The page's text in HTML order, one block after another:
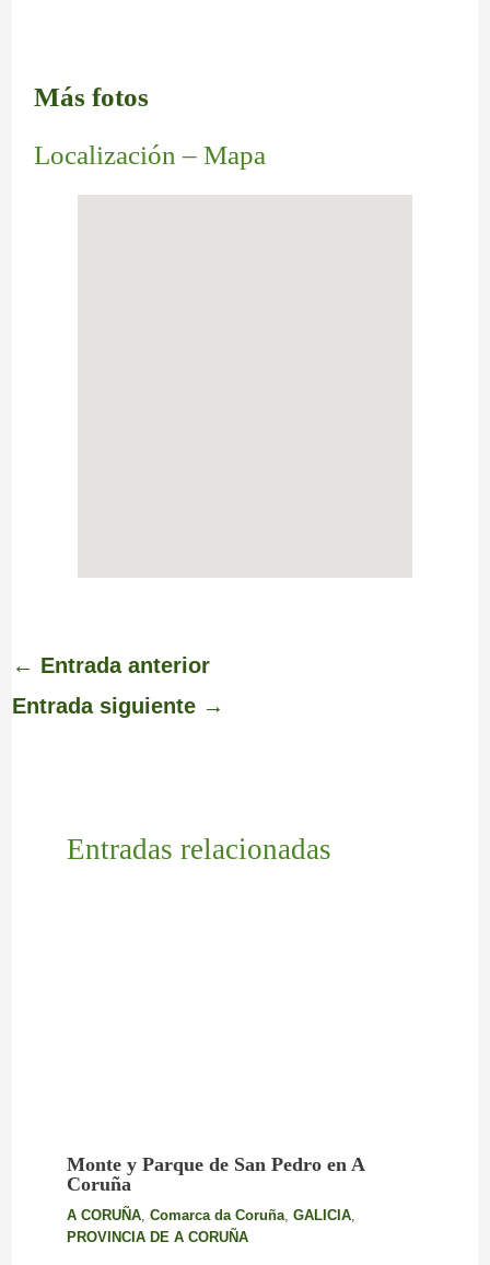
Más fotos
Localización – Mapa
← Entrada anterior
Entrada siguiente →
Entradas relacionadas
Monte y Parque de San Pedro en A
Coruña
A CORUÑA, Comarca da Coruña, GALICIA,
PROVINCIA DE A CORUÑA